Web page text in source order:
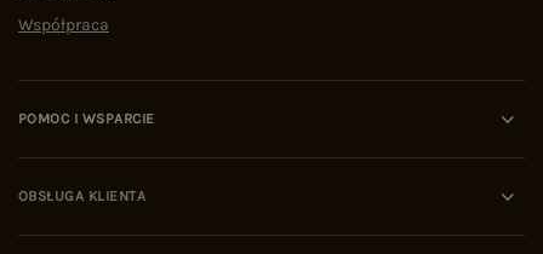
Współpraca
POMOC I WSPARCIE
OBSŁUGA KLIENTA